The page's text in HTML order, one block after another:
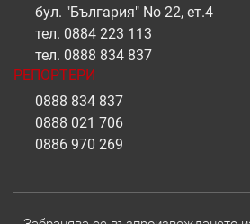
бул. "България" No 22, ет.4
тел. 0884 223 113
тел. 0888 834 837
РЕПОРТЕРИ
0888 834 837
0888 021 706
0886 970 269